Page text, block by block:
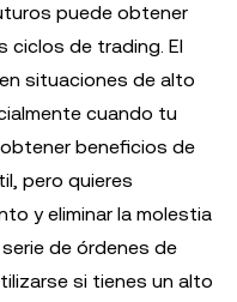
puede obtener
ciclos de trading. El
situaciones de alto
cuando tu
beneficios de
pero quieres
y eliminar la molestia
de órdenes de
si tienes un alto